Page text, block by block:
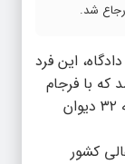
این فرد
که با فرجام
خواهی محکوم علیه، فرجام‌خواهی به شعبه ۳۲ دیوان
کشور